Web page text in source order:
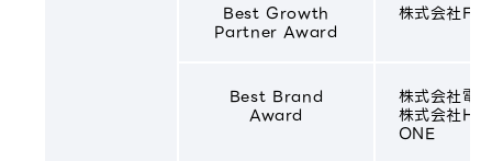
Best Growth
Partner Award
株式会社
Best Brand
Award
株式会社電
株式会社
ONE